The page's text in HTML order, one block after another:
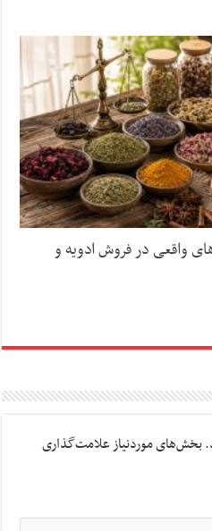
واقعی در فروش ادویه و
بخش‌های موردنیاز علامت‌گذاری